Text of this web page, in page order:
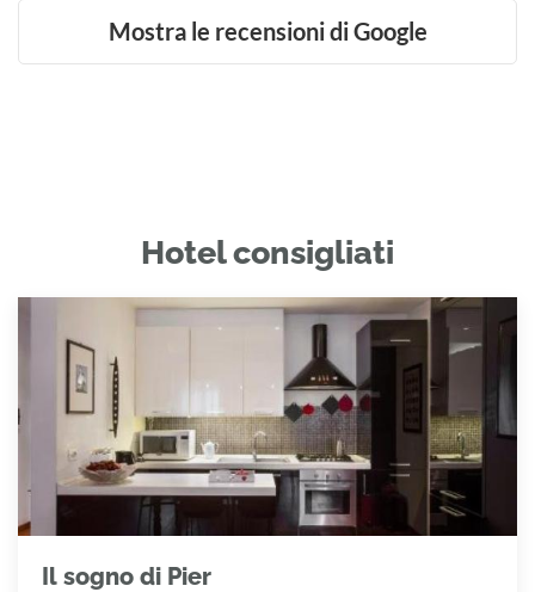
Mostra le recensioni di Google
Hotel consigliati
Il sogno di Pier